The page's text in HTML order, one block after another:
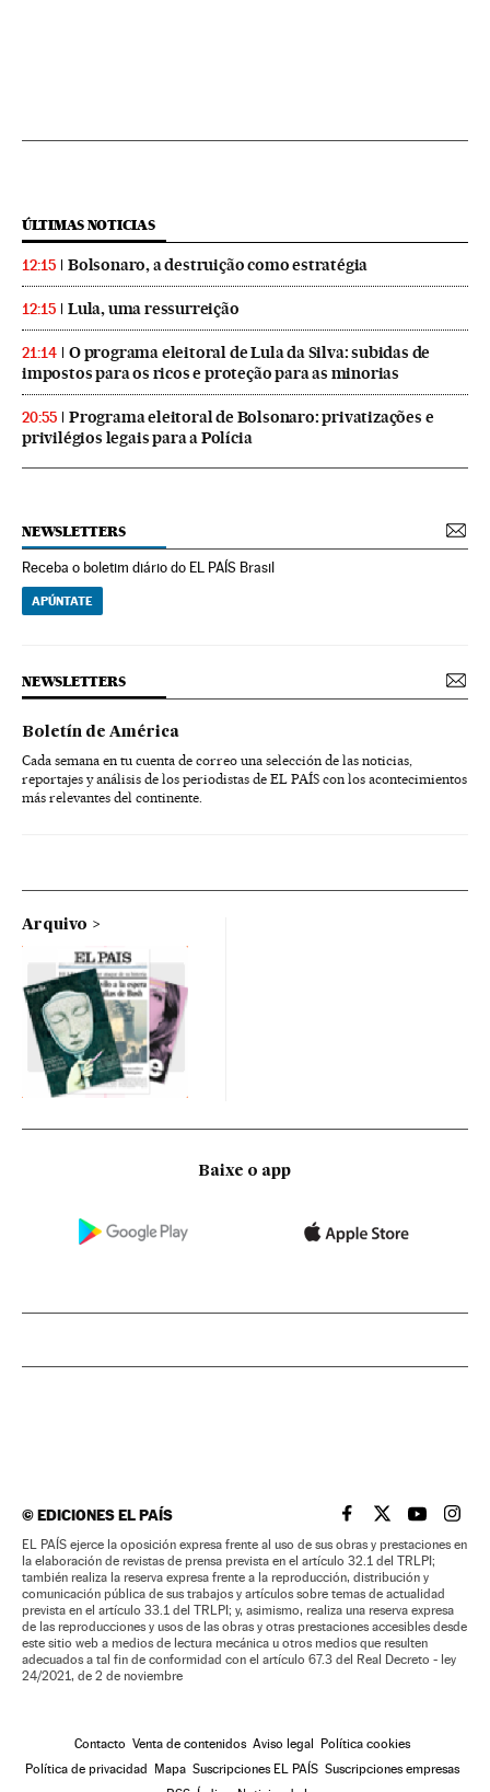
ÚLTIMAS NOTICIAS
12:15 Bolsonaro, a destruição como estratégia
12:15 Lula, uma ressurreição
21:14
O programa eleitoral de Lula da Silva: subidas de
impostos para os ricos e proteção para as minorias
20:55
Programa eleitoral de Bolsonaro: privatizações e
privilégios legais para a Polícia
NEWSLETTERS
Receba o boletim diário do EL PAÍS Brasil
APÚNTATE
NEWSLETTERS
Boletín de América
Cada semana en tu cuenta de correo una selección de las noticias,
reportajes y análisis de los periodistas de EL PAÍS con los acontecimientos
más relevantes del continente.
Arquivo
Baixe o app
©EDICIONES EL PAÍS EL PAÍS BRASIL EN
EL PAÍSEL PAÍS
EL
EL PAÍS ejerce la oposición expresa frente al uso de sus obras y prestaciones en
la elaboración de revistas de prensa prevista en el artículo 32.1 del TRLPI;
también realiza la reserva expresa frente a la reproducción, distribución y
comunicación pública de sus trabajos y artículos sobre temas de actualidad
prevista en el artículo 33.1 del TRLPI; y, asimismo, realiza una reserva expresa
de las reproducciones y usos de las obras y otras prestaciones accesibles desde
este sitio web a medios de lectura mecánica u otros medios que resulten
adecuados a tal fin de conformidad con el artículo 67.3 del Real Decreto - ley
24/2021, de 2 de noviembre
Contacto Venta de contenidos Aviso legal Política cookies
Política de privacidad Mapa Suscripciones EL PAÍS Suscripciones empresas